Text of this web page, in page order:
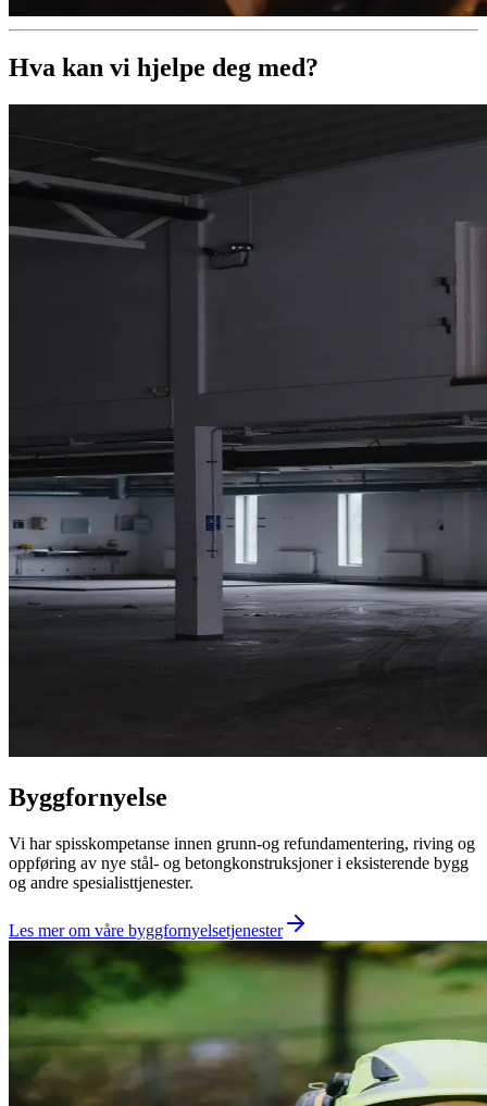
Hva kan vi hjelpe deg med?
Byggfornyelse
Vi har spisskompetanse innen grunn-og refundamentering, riving og
oppføring av nye stål- og betongkonstruksjoner i eksisterende bygg
og andre spesialisttjenester.
Les mer om våre byggfornyelsetjenester